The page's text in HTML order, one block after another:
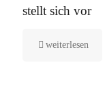
stellt sich vor
weiterlesen